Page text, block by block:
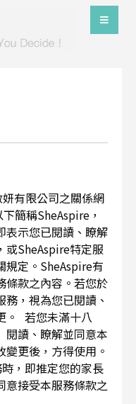
有限公司之關係網
簡稱SheAspire，
表示您已閱讀、瞭解
或SheAspire特定服
規定。SheAspire有
條款之內容。若您於
，視為您已閱讀、
。 若您未滿十八
閱讀、瞭解並同意本
更後，方得使用。
，即推定您的家長
意接受本服務條款之